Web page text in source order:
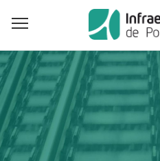
Skip
to
main
content
Toggle main menu visibility